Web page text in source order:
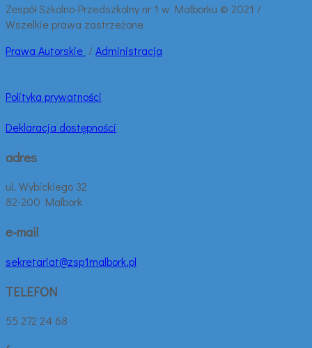
Zespół Szkolno-Przedszkolny nr 1 w Malborku © 2021 /
Wszelkie prawa zastrzeżone
Prawa Autorskie /Administracja
Polityka prywatności
Deklaracja dostępności
adres
ul. Wybickiego 32
82-200 Malbork
e-mail
sekretariat@zsp1malbork.pl
TELEFON
55 272 24 68